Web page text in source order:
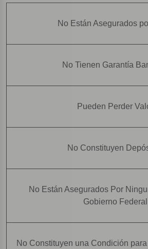
No Están Asegurados
No Tienen Garantía
Pueden Perder
No Constituyen
No Están Asegurados Por
Gobierno Federal
No Constituyen una Condición